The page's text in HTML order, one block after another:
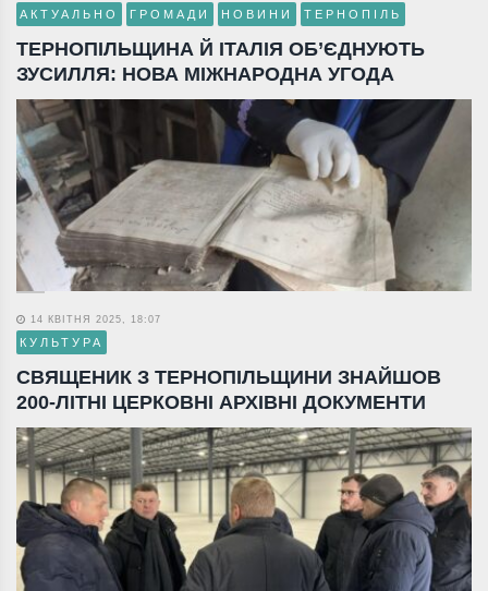
АКТУАЛЬНО ГРОМАДИ НОВИНИ ТЕРНОПІЛЬ
ТЕРНОПІЛЬЩИНА Й ІТАЛІЯ ОБ’ЄДНУЮТЬ
ЗУСИЛЛЯ: НОВА МІЖНАРОДНА УГОДА
14 КВІТНЯ 2025, 18:07
КУЛЬТУРА
СВЯЩЕНИК З ТЕРНОПІЛЬЩИНИ ЗНАЙШОВ
200-ЛІТНІ ЦЕРКОВНІ АРХІВНІ ДОКУМЕНТИ